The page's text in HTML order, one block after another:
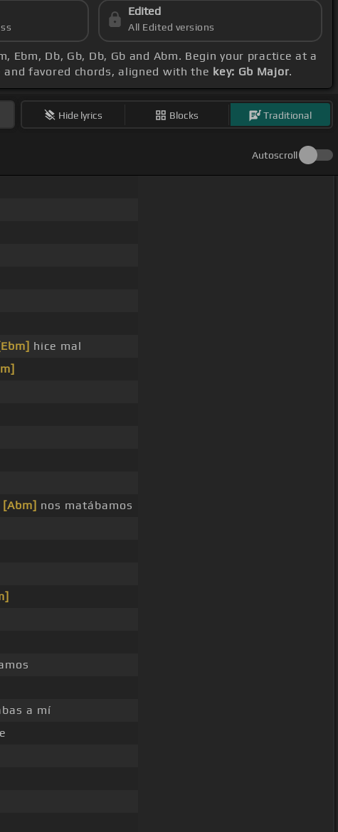
Edited
All Edited versions
Ebm, Db, Gb, Db, Gb and Abm. Begin your practice at a
favored chords, aligned with the key: Gb Major.
Hide lyrics Blocks Traditional
Autoscroll
hice mal
[Abm] nos matábamos
a mí